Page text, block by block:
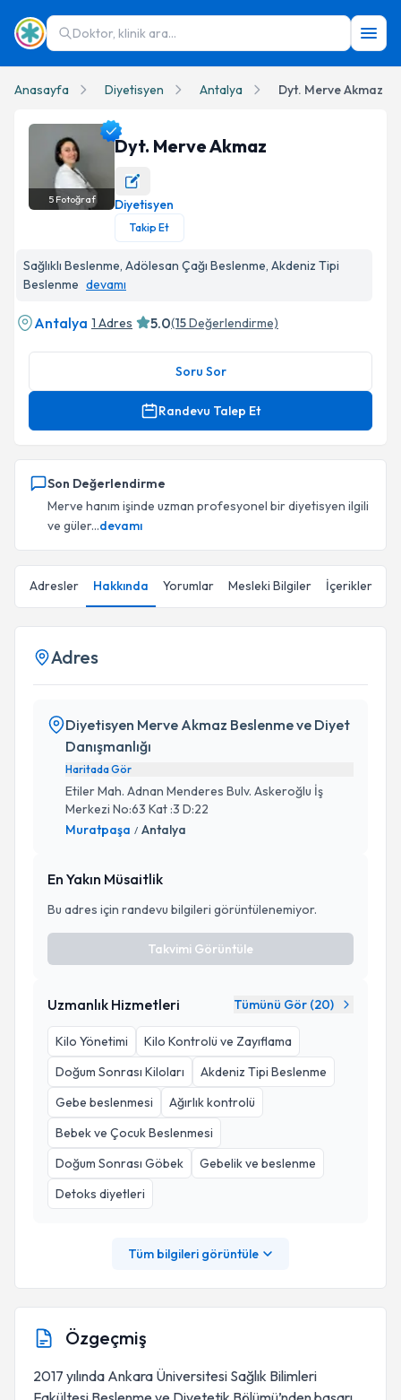
Doktor, klinik ara...
Anasayfa Diyetisyen Antalya Dyt. Merve Akmaz
Dyt. Merve Akmaz Profil Fotoğrafı
5Fotoğraf
Dyt. Merve Akmaz
Diyetisyen
Takip Et
Sağlıklı Beslenme, Adölesan Çağı Beslenme, Akdeniz Tipi
Beslenme devamı
Antalya 1 Adres 5.0(15Değerlendirme)
Soru Sor
Randevu Talep Et
Son Değerlendirme
Merve hanım işinde uzman profesyonel bir diyetisyen ilgili
ve güler...devamı
Adresler Hakkında Yorumlar Mesleki Bilgiler İçerikler
Adres
Diyetisyen Merve Akmaz Beslenme ve Diyet
Danışmanlığı
Haritada Gör
Etiler Mah. Adnan Menderes Bulv. Askeroğlu İş
Merkezi No:63 Kat :3 D:22
Muratpaşa / Antalya
En Yakın Müsaitlik
Bu adres için randevu bilgileri görüntülenemiyor.
Takvimi Görüntüle
Uzmanlık Hizmetleri Tümünü Gör (20)
Kilo Yönetimi
Kilo Kontrolü ve Zayıflama
Doğum Sonrası Kiloları
Akdeniz Tipi Beslenme
Gebe beslenmesi
Ağırlık kontrolü
Bebek ve Çocuk Beslenmesi
Doğum Sonrası Göbek
Gebelik ve beslenme
Detoks diyetleri
Tüm bilgileri görüntüle
Özgeçmiş
2017 yılında Ankara Üniversitesi Sağlık Bilimleri